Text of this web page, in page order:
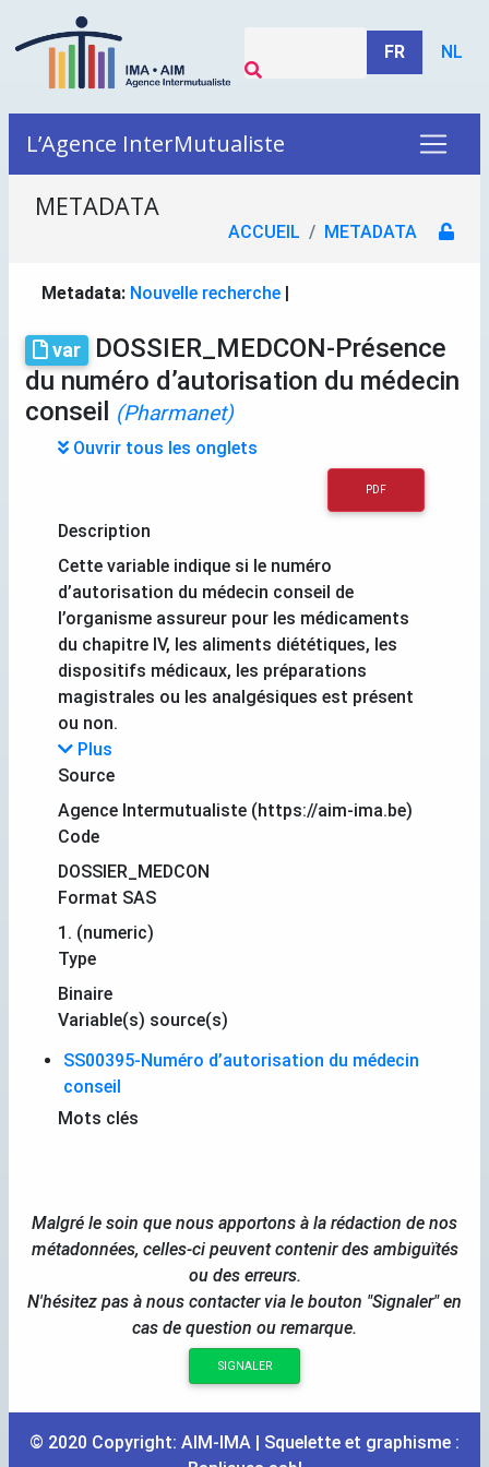
FR NL
L’Agence InterMutualiste
METADATA
ACCUEIL METADATA
Metadata: Nouvelle recherche |
var
DOSSIER_MEDCON-Présence
du numéro d’autorisation du médecin
conseil (Pharmanet)
Ouvrir tous les onglets
PDF
Description
Cette variable indique si le numéro
d’autorisation du médecin conseil de
l’organisme assureur pour les médicaments
du chapitre IV, les aliments diététiques, les
dispositifs médicaux, les préparations
magistrales ou les analgésiques est présent
ou non.
Plus
Source
Agence Intermutualiste (https://aim-ima.be)
Code
DOSSIER_MEDCON
Format SAS
1. (numeric)
Type
Binaire
Variable(s) source(s)
SS00395-Numéro d’autorisation du médecin
conseil
Mots clés
Malgré le soin que nous apportons à la rédaction de nos
métadonnées, celles-ci peuvent contenir des ambiguïtés
ou des erreurs.
N'hésitez pas à nous contacter via le bouton "Signaler" en
cas de question ou remarque.
SIGNALER
© 2020 Copyright: AIM-IMA | Squelette et graphisme :